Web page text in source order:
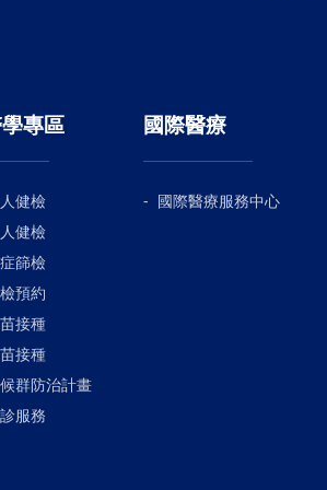
專區
健檢
健檢
篩檢
預約
接種
接種
群防治計畫
服務
國際醫療
國際醫療服務中心